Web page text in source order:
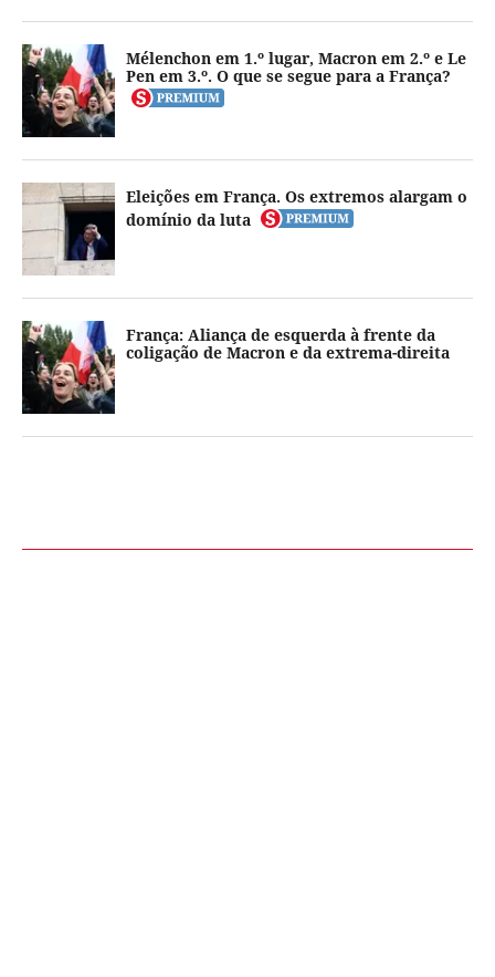
Mélenchon em 1.º lugar, Macron em 2.º e Le
Pen em 3.º. O que se segue para a França?
Eleições em França. Os extremos alargam o
domínio da luta
França: Aliança de esquerda à frente da
coligação de Macron e da extrema-direita